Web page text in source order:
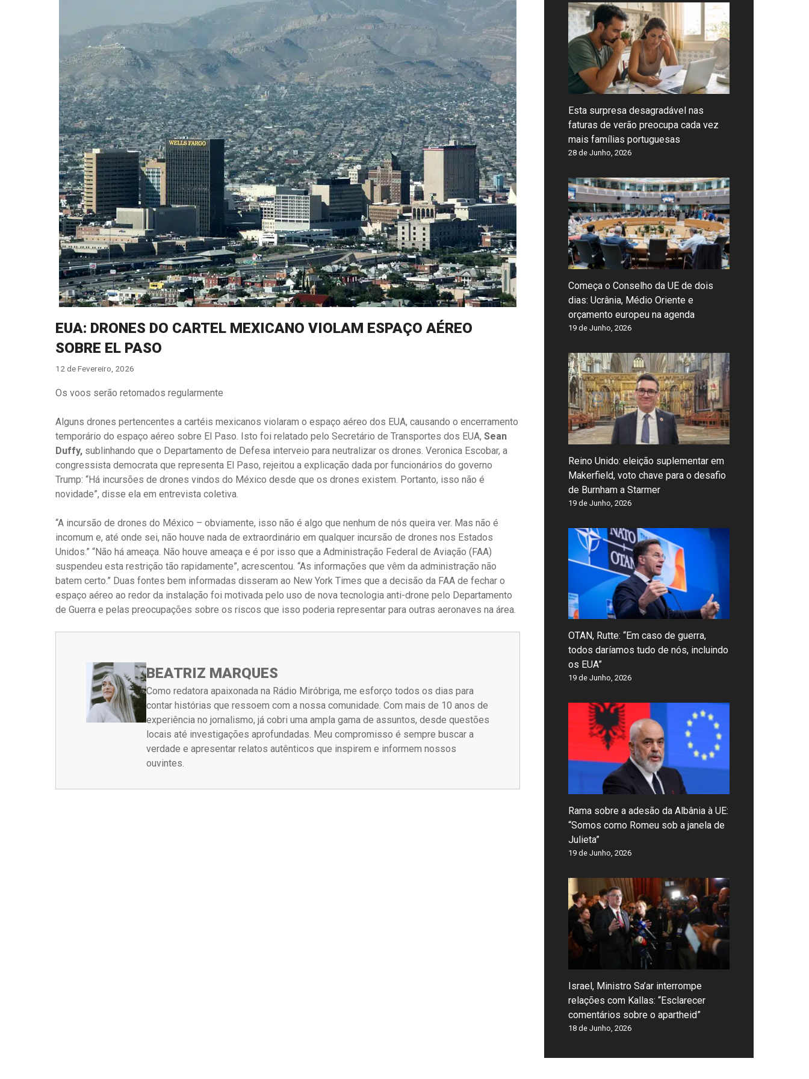
EUA: DRONES DO CARTEL MEXICANO VIOLAM ESPAÇO AÉREO
SOBRE EL PASO
12 de Fevereiro, 2026
Os voos serão retomados regularmente
Alguns drones pertencentes a cartéis mexicanos violaram o espaço aéreo dos EUA, causando o encerramento
temporário do espaço aéreo sobre El Paso. Isto foi relatado pelo Secretário de Transportes dos EUA, Sean
Duffy, sublinhando que o Departamento de Defesa interveio para neutralizar os drones. Veronica Escobar, a
congressista democrata que representa El Paso, rejeitou a explicação dada por funcionários do governo
Trump: “Há incursões de drones vindos do México desde que os drones existem. Portanto, isso não é
novidade”, disse ela em entrevista coletiva.
“A incursão de drones do México – obviamente, isso não é algo que nenhum de nós queira ver. Mas não é
incomum e, até onde sei, não houve nada de extraordinário em qualquer incursão de drones nos Estados
Unidos.” “Não há ameaça. Não houve ameaça e é por isso que a Administração Federal de Aviação (FAA)
suspendeu esta restrição tão rapidamente”, acrescentou. “As informações que vêm da administração não
batem certo.” Duas fontes bem informadas disseram ao New York Times que a decisão da FAA de fechar o
espaço aéreo ao redor da instalação foi motivada pelo uso de nova tecnologia anti-drone pelo Departamento
de Guerra e pelas preocupações sobre os riscos que isso poderia representar para outras aeronaves na área.
BEATRIZ MARQUES
Como redatora apaixonada na Rádio Miróbriga, me esforço todos os dias para
contar histórias que ressoem com a nossa comunidade. Com mais de 10 anos de
experiência no jornalismo, já cobri uma ampla gama de assuntos, desde questões
locais até investigações aprofundadas. Meu compromisso é sempre buscar a
verdade e apresentar relatos autênticos que inspirem e informem nossos
ouvintes.
Esta surpresa desagradável nas
faturas de verão preocupa cada vez
mais famílias portuguesas
28 de Junho, 2026
Começa o Conselho da UE de dois
dias: Ucrânia, Médio Oriente e
orçamento europeu na agenda
19 de Junho, 2026
Reino Unido: eleição suplementar em
Makerfield, voto chave para o desafio
de Burnham a Starmer
19 de Junho, 2026
OTAN, Rutte: “Em caso de guerra,
todos daríamos tudo de nós, incluindo
os EUA”
19 de Junho, 2026
Rama sobre a adesão da Albânia à UE:
“Somos como Romeu sob a janela de
Julieta”
19 de Junho, 2026
Israel, Ministro Sa’ar interrompe
relações com Kallas: “Esclarecer
comentários sobre o apartheid”
18 de Junho, 2026